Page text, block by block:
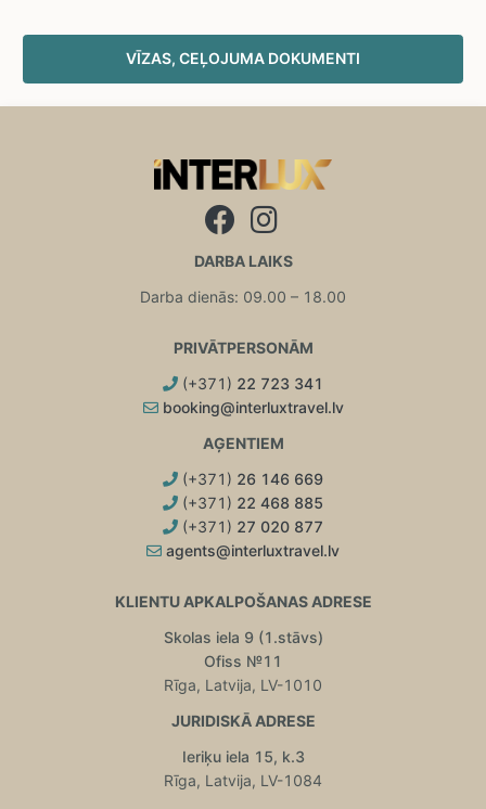
VĪZAS, CEĻOJUMA DOKUMENTI
DARBA LAIKS
Darba dienās: 09.00 – 18.00
PRIVĀTPERSONĀM
(+371) 22 723 341
booking@interluxtravel.lv
AĢENTIEM
(+371) 26 146 669
(+371) 22 468 885
(+371) 27 020 877
agents@interluxtravel.lv
KLIENTU APKALPOŠANAS ADRESE
Skolas iela 9 (1.stāvs)
Ofiss №11
Rīga, Latvija, LV-1010
JURIDISKĀ ADRESE
Ieriķu iela 15, k.3
Rīga, Latvija, LV-1084